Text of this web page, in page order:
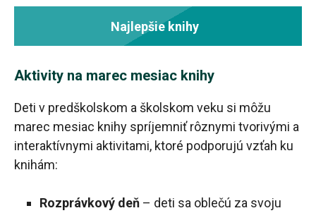
Najlepšie knihy
Aktivity na marec mesiac knihy
Deti v predškolskom a školskom veku si môžu
marec mesiac knihy spríjemniť rôznymi tvorivými a
interaktívnymi aktivitami, ktoré podporujú vzťah ku
knihám:
Rozprávkový deň – deti sa oblečú za svoju